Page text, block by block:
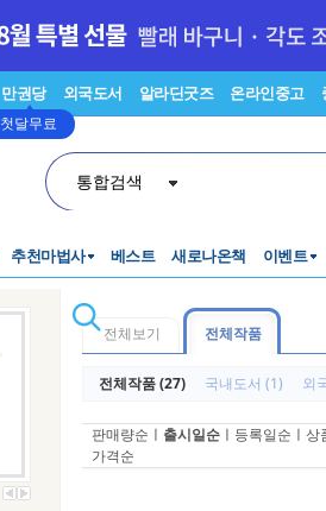
만권당
첫달무료
외국도서 알라딘굿즈 온라인중고
통합검색
추천마법사 베스트 새로나온책 이벤트
전체보기 전체작품
전체작품 (27) 국내도서 (1) 외
판매량순 ㅣ 출시일순 ㅣ 등록일순 ㅣ 상
가격순